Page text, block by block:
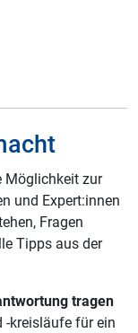
Möglichkeit zur
und Expert:innen
Fragen
Tipps aus der
tragen
-kreisläufe für ein